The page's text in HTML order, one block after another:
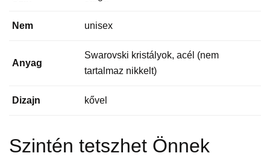
Nem unisex
Anyag
Swarovski kristályok, acél (nem
tartalmaz nikkelt)
Dizajn kővel
Szintén tetszhet Önnek